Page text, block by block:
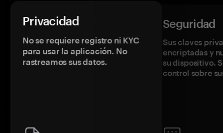
Privacidad
No se requiere registro ni KYC
para usar la aplicación. No
rastreamos sus datos.
Seguridad
Sus claves
encriptadas y
su dispositivo.
control sobre